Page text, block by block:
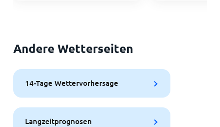
Andere Wetterseiten
14-Tage Wettervorhersage
Langzeitprognosen